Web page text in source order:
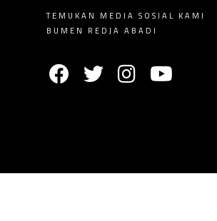
TEMUKAN MEDIA SOSIAL KAMI
BUMEN REDJA ABADI